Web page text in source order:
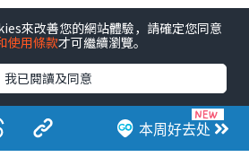
本周好去处
來改善您的網站體驗，請確定您同意
使用條款才可繼續瀏覽。
我已閱讀及同意